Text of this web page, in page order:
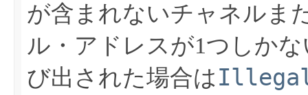
が含まれないチャネルま
ル・アドレスが1つしか
び出された場合は